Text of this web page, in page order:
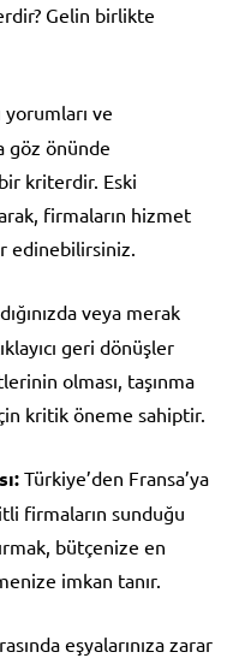
Gelin birlikte
yorumları ve
göz önünde
kriterdir. Eski
firmaların hizmet
edinebilirsiniz.
veya merak
geri dönüşler
olması, taşınma
kritik öneme sahiptir.
Türkiye’den Fransa’ya
firmaların sunduğu
bütçenize en
imkan tanır.
eşyalarınıza zarar